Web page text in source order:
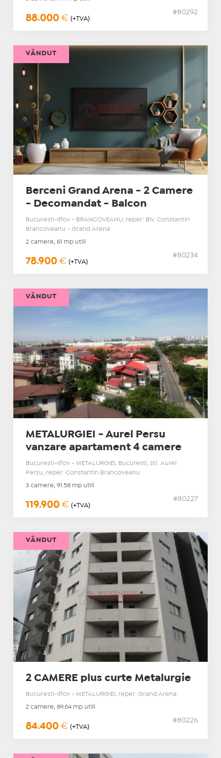
88.000 € (+TVA)
#80292
Berceni Grand Arena - 2 Camere
- Decomandat - Balcon
Bucuresti-Ilfov - BRANCOVEANU, reper: Blv. Constantin
Brancoveanu - Grand Arena
2 camere, 61 mp utili
78.900 € (+TVA)
#80234
VÂNDUT
METALURGIEI - Aurel Persu
vanzare apartament 4 camere
Bucuresti-Ilfov - METALURGIEI, Bucuresti, str. Aurel
Perşu, reper: Constantin Brancoveanu
3 camere, 91.58 mp utili
119.900 € (+TVA)
#80227
VÂNDUT
2 CAMERE plus curte Metalurgie
Bucuresti-Ilfov - METALURGIEI, reper: Grand Arena
2 camere, 89.64 mp utili
84.400 € (+TVA)
#80226
VÂNDUT